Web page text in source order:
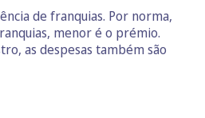
de franquias. Por norma,
menor é o prémio.
as despesas também são